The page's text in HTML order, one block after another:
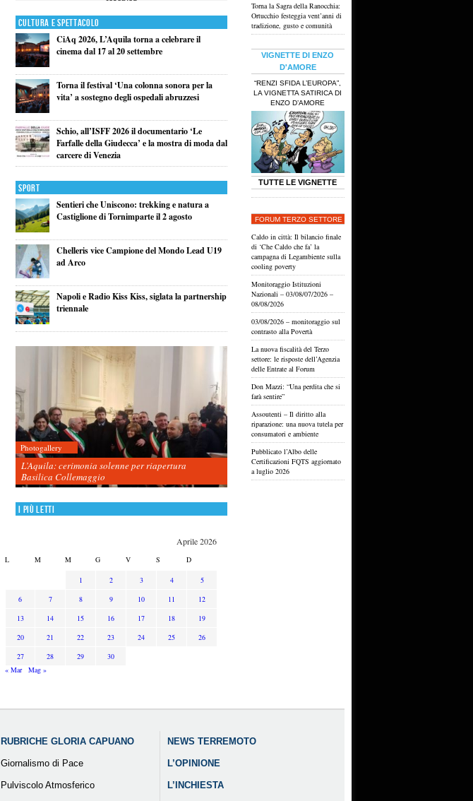
Cultura e Spettacolo
CiAq 2026, L’Aquila torna a celebrare il
cinema dal 17 al 20 settembre
Torna il festival ‘Una colonna sonora per la
vita’ a sostegno degli ospedali abruzzesi
Schio, all’ISFF 2026 il documentario ‘Le
Farfalle della Giudecca’ e la mostra di moda dal
carcere di Venezia
Sport
Sentieri che Uniscono: trekking e natura a
Castiglione di Tornimparte il 2 agosto
Chelleris vice Campione del Mondo Lead U19
ad Arco
Napoli e Radio Kiss Kiss, siglata la partnership
triennale
Photogallery
L’Aquila: cerimonia solenne per riapertura
Basilica Collemaggio
I più letti
Aprile 2026
L M M G V S D
1 2 3 4
5
6
7 8 9 10 11
12
13
14 15 16 17 18
19
20
21 22 23 24 25
26
27
28 29
30
« Mar
Mag »
Torna la Sagra della Ranocchia:
Ortucchio festeggia vent’anni di
tradizione, gusto e comunità
VIGNETTE DI ENZO
D'AMORE
“RENZI SFIDA L’EUROPA”,
LA VIGNETTA SATIRICA DI
ENZO D’AMORE
TUTTE LE VIGNETTE
FORUM TERZO SETTORE
Caldo in città: Il bilancio finale
di ‘Che Caldo che fa’ la
campagna di Legambiente sulla
cooling poverty
Monitoraggio Istituzioni
Nazionali – 03/08/07/2026 –
08/08/2026
03/08/2026 – monitoraggio sul
contrasto alla Povertà
La nuova fiscalità del Terzo
settore: le risposte dell’Agenzia
delle Entrate al Forum
Don Mazzi: “Una perdita che si
farà sentire”
Assoutenti – Il diritto alla
riparazione: una nuova tutela per
consumatori e ambiente
Pubblicato l’Albo delle
Certificazioni FQTS aggiornato
a luglio 2026
RUBRICHE GLORIA CAPUANO
Giornalismo di Pace
Pulviscolo Atmosferico
NEWS TERREMOTO
L’OPINIONE
L’INCHIESTA